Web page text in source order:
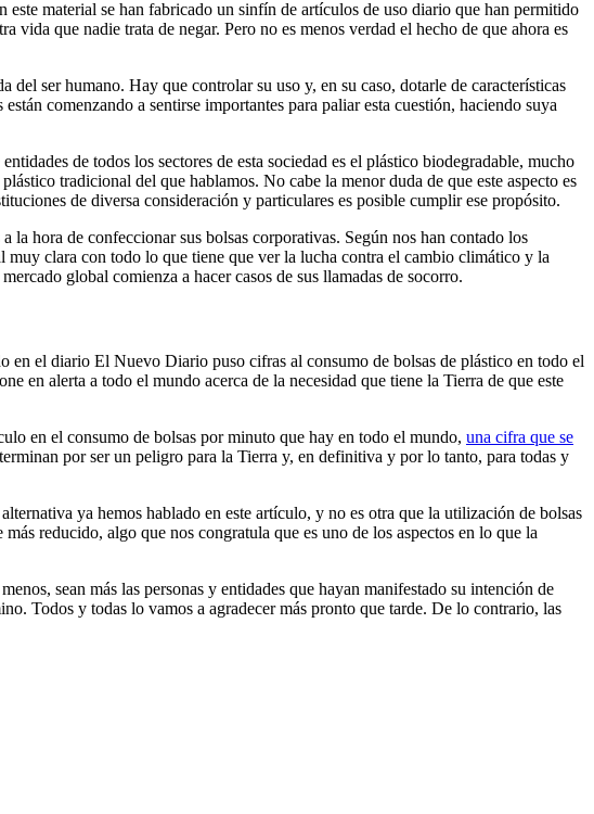
material se han fabricado un sinfín de artículos de uso diario que han permitido
vida que nadie trata de negar. Pero no es menos verdad el hecho de que ahora es
ser humano. Hay que controlar su uso y, en su caso, dotarle de características
comenzando a sentirse importantes para paliar esta cuestión, haciendo suya
de todos los sectores de esta sociedad es el plástico biodegradable, mucho
tradicional del que hablamos. No cabe la menor duda de que este aspecto es
de diversa consideración y particulares es posible cumplir ese propósito.
la hora de confeccionar sus bolsas corporativas. Según nos han contado los
muy clara con todo lo que tiene que ver la lucha contra el cambio climático y la
global comienza a hacer casos de sus llamadas de socorro.
el diario El Nuevo Diario puso cifras al consumo de bolsas de plástico en todo el
en alerta a todo el mundo acerca de la necesidad que tiene la Tierra de que este
en el consumo de bolsas por minuto que hay en todo el mundo, una cifra que se
por ser un peligro para la Tierra y, en definitiva y por lo tanto, para todas y
ya hemos hablado en este artículo, y no es otra que la utilización de bolsas
reducido, algo que nos congratula que es uno de los aspectos en lo que la
sean más las personas y entidades que hayan manifestado su intención de
Todos y todas lo vamos a agradecer más pronto que tarde. De lo contrario, las